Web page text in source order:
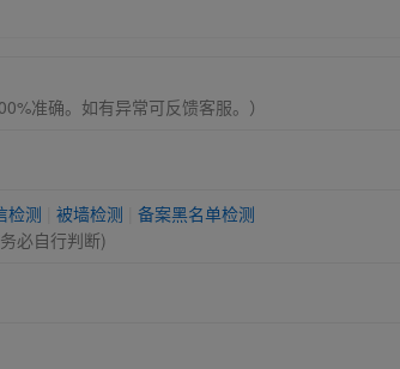
准确。如有异常可反馈客服。）
检测 被墙检测
备案黑名单检测
必自行判断)